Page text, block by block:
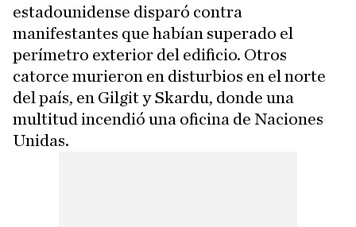
estadounidense disparó contra
manifestantes que habían superado el
perímetro exterior del edificio. Otros
catorce murieron en disturbios en el norte
del país, en Gilgit y Skardu, donde una
multitud incendió una oficina de Naciones
Unidas.